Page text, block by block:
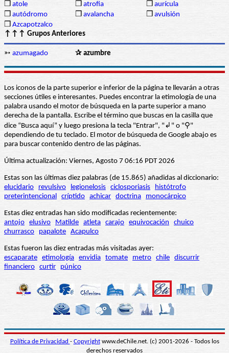
❒ atole ❒ atrofia ❒ aurícula
❒ autódromo ❒ avalancha ❒ avulsión
❒ Azcapotzalco
↑↑↑ Grupos Anteriores
➳ azumagado ✰ azumbre
Los iconos de la parte superior e inferior de la página te llevarán a otras
secciones útiles e interesantes. Puedes encontrar la etimología de una
palabra usando el motor de búsqueda en la parte superior a mano
derecha de la pantalla. Escribe el término que buscas en la casilla que
dice “Busca aquí” y luego presiona la tecla "Entrar", "↲" o "⚲"
dependiendo de tu teclado. El motor de búsqueda de Google abajo es
para buscar contenido dentro de las páginas.
Última actualización: Viernes, Agosto 7 06:16 PDT 2026
Estas son las últimas diez palabras (de 15.865) añadidas al diccionario:
elucidario
revulsivo legionelosis ciclosporiasis
histótrofo
preterintencional críptido achicar doctrina monocárpico
Estas diez entradas han sido modificadas recientemente:
antojo elusivo Matilde atleta carajo equivocación
chuico
churrasco
papalote Acapulco
Estas fueron las diez entradas más visitadas ayer:
escaparate etimología envidia tomate metro chile discurrir
financiero curtir púnico
Política de Privacidad - Copyrightwww.deChile.net. (c) 2001-2026 - Todos los
derechos reservados